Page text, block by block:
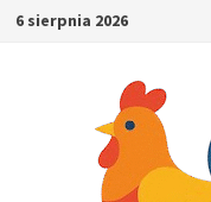
Skip6 sierpnia 2026